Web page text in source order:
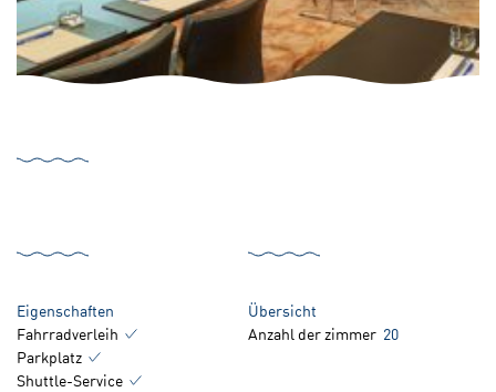
Eigenschaften
Fahrradverleih
Parkplatz
Shuttle-Service
Übersicht
Anzahl der zimmer 20